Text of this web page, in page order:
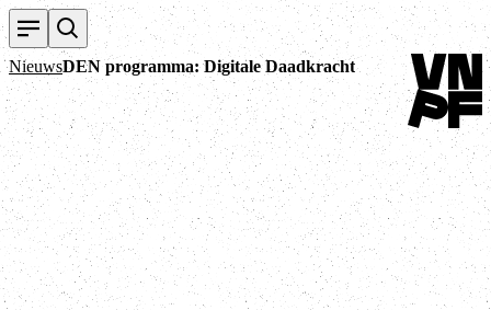
NieuwsDEN programma: Digitale Daadkracht
Terug naar